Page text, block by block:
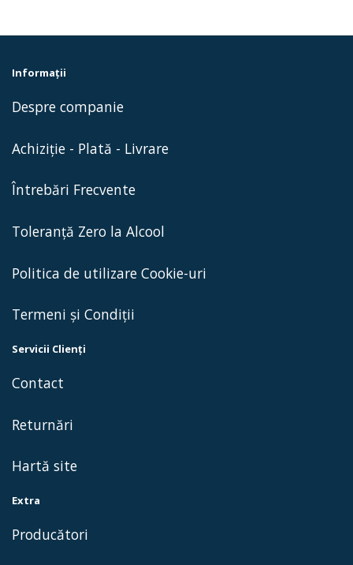
Informaţii
Despre companie
Achiziție - Plată - Livrare
Întrebări Frecvente
Toleranță Zero la Alcool
Politica de utilizare Cookie-uri
Termeni și Condiții
Servicii Clienţi
Contact
Returnări
Hartă site
Extra
Producători